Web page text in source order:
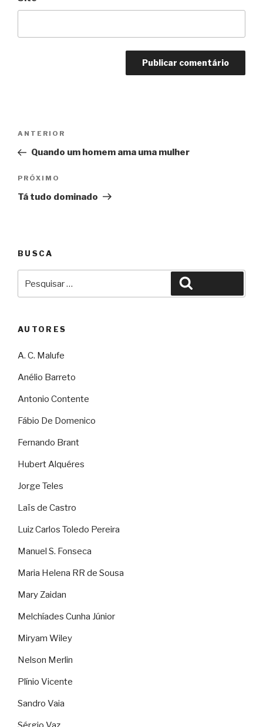
Post
Anterior
ANTERIOR
Quando um homem ama uma mulher
Próximo
PRÓXIMO
Tá tudo dominado
BUSCA
por:
AUTORES
A. C. Malufe
Anélio Barreto
Antonio Contente
Fábio De Domenico
Fernando Brant
Hubert Alquéres
Jorge Teles
Laïs de Castro
Luiz Carlos Toledo Pereira
Manuel S. Fonseca
Maria Helena RR de Sousa
Mary Zaidan
Melchíades Cunha Júnior
Miryam Wiley
Nelson Merlin
Plínio Vicente
Sandro Vaia